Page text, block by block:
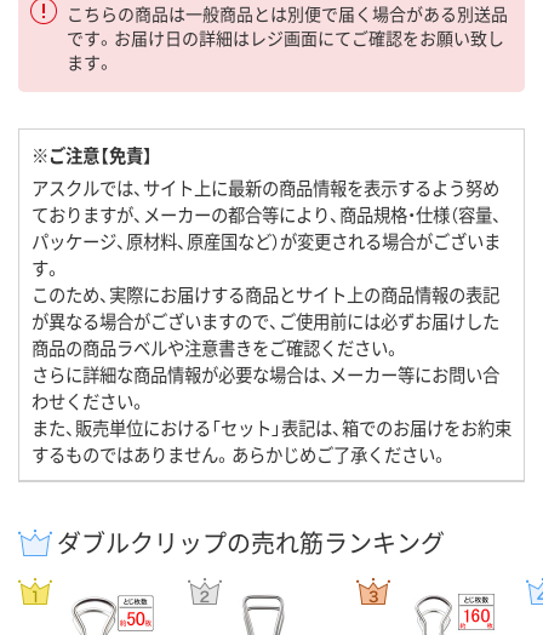
こちらの商品は一般商品とは別便で届く場合がある別送品
です。お届け日の詳細はレジ画面にてご確認をお願い致し
ます。
※ご注意【免責】
アスクルでは、サイト上に最新の商品情報を表示するよう努め
ておりますが、メーカーの都合等により、商品規格・仕様（容量、
パッケージ、原材料、原産国など）が変更される場合がございま
す。
このため、実際にお届けする商品とサイト上の商品情報の表記
が異なる場合がございますので、ご使用前には必ずお届けした
商品の商品ラベルや注意書きをご確認ください。
さらに詳細な商品情報が必要な場合は、メーカー等にお問い合
わせください。
また、販売単位における「セット」表記は、箱でのお届けをお約束
するものではありません。あらかじめご了承ください。
ダブルクリップの売れ筋ランキング